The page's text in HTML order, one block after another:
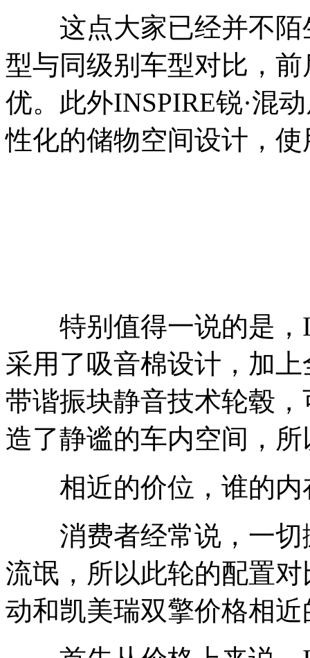
这点大家已经并不陌
型与同级别车型对比，
优。此外INSPIRE锐·混
性化的储物空间设计，
特别值得一说的是，
采用了吸音棉设计，加
带谐振块静音技术轮毂
造了静谧的车内空间，
相近的价位，谁的内
消费者经常说，一切
流氓，所以此轮的配置对
动和凯美瑞双擎价格相